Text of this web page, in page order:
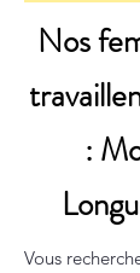
Nos
:
Vous